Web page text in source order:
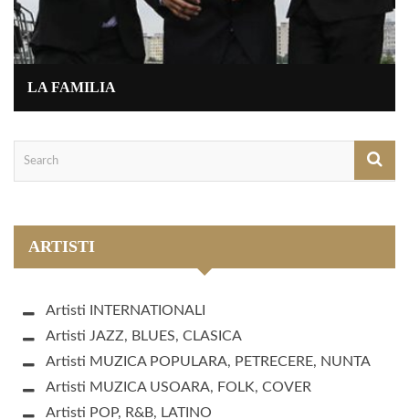
LA FAMILIA
ARTISTI
Artisti INTERNATIONALI
Artisti JAZZ, BLUES, CLASICA
Artisti MUZICA POPULARA, PETRECERE, NUNTA
Artisti MUZICA USOARA, FOLK, COVER
Artisti POP, R&B, LATINO